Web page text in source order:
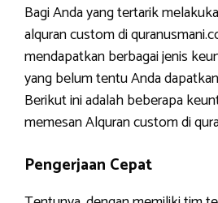
Bagi Anda yang tertarik
alquran custom di
mendapatkan berbagai jenis
yang belum tentu Anda
Berikut ini adalah beberapa
memesan Alquran custom di
Pengerjaan Cepat